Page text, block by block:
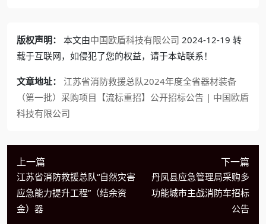
版权声明： 本文由中国欧盾科技有限公司 2024-12-19 转
载于互联网，如侵犯了您的权益，请于本站联系！
文章地址：
江苏省消防救援总队2024年度全省器材装备
（第一批）采购项目【流标重招】公开招标公告 | 中国欧盾
科技有限公司
上一篇
江苏省消防救援总队“自然灾害
应急能力提升工程”（结余资
金）器
下一篇
丹凤县应急管理局采购多
功能城市主战消防车招标
公告